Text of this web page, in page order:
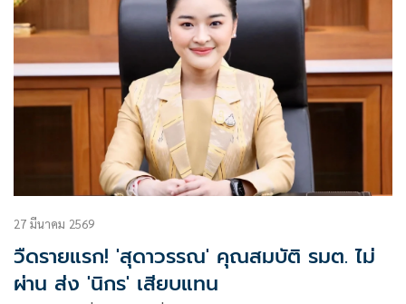
27 มีนาคม 2569
วืดรายแรก! 'สุดาวรรณ' คุณสมบัติ รมต. ไม่
ผ่าน ส่ง 'นิกร' เสียบแทน